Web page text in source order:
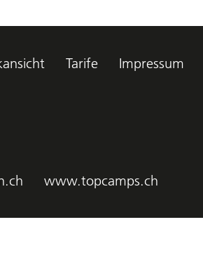
Tarife Impressum
www.topcamps.ch